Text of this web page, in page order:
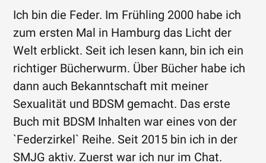
Ich bin die Feder. Im Frühling 2000 habe ich
zum ersten Mal in Hamburg das Licht der
Welt erblickt. Seit ich lesen kann, bin ich ein
richtiger Bücherwurm. Über Bücher habe ich
dann auch Bekanntschaft mit meiner
Sexualität und BDSM gemacht. Das erste
Buch mit BDSM Inhalten war eines von der
`Federzirkel` Reihe. Seit 2015 bin ich in der
SMJG aktiv. Zuerst war ich nur im Chat.